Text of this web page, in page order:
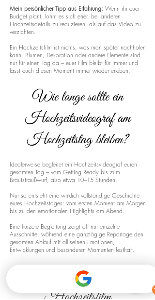
Mein persönlicher Tipp aus Erfahrung: Wenn ihr euer
Budget plant, lohnt es sich eher, bei anderen
Hochzeitsdetails zu reduzieren, als auf das Video zu
verzichten.
Ein Hochzeitsfilm ist nichts, was man später nachholen
kann. Blumen, Dekoration oder andere Elemente sind
nur für einen Tag da – euer Film bleibt für immer und
lässt euch diesen Moment immer wieder erleben.
Wie lange sollte ein
Hochzeitsvideograf am
Hochzeitstag bleiben?
Idealerweise begleitet ein Hochzeitsvideograf euren
gesamten Tag – vom Getting Ready bis zum
Brautstraußwurf, also etwa 10–15 Stunden.
Nur so entsteht eine wirklich vollständige Geschichte
eures Hochzeitstages: vom ersten Moment am Morgen
bis zu den emotionalen Highlights am Abend.
Eine kürzere Begleitung zeigt oft nur einzelne
Ausschnitte, während eine ganztägige Reportage den
gesamten Ablauf mit all seinen Emotionen,
Entwicklungen und besonderen Momenten festhält.
Drohnenaufnahmen für euren